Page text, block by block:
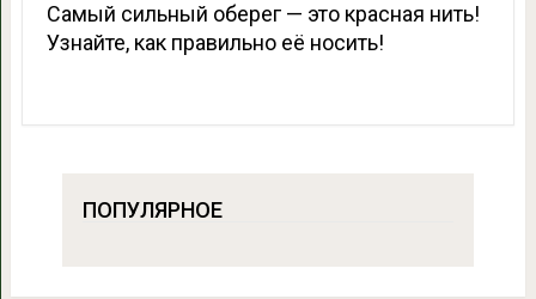
Самый сильный оберег — это красная нить!
Узнайте, как правильно её носить!
ПОПУЛЯРНОЕ